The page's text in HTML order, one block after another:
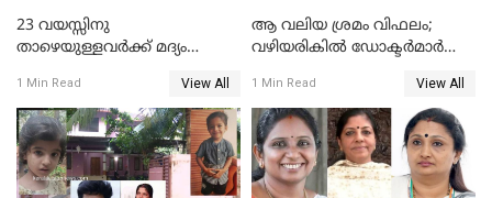
23 വയസ്സിനു
താഴെയുള്ളവർക്ക് മദ്യം
നടപടി;സ്ഥാപനങ്ങൾക്കെതിരെ
രണ്ട് കേസുകൾ
1 Min Read View All
ആ വലിയ ശ്രമം വിഫലം;
വഴിയരികില്‍ ‌ഡോക്ടര്‍മാര്‍
മരണത്തിന് കീഴടങ്ങി
1 Min Read View All